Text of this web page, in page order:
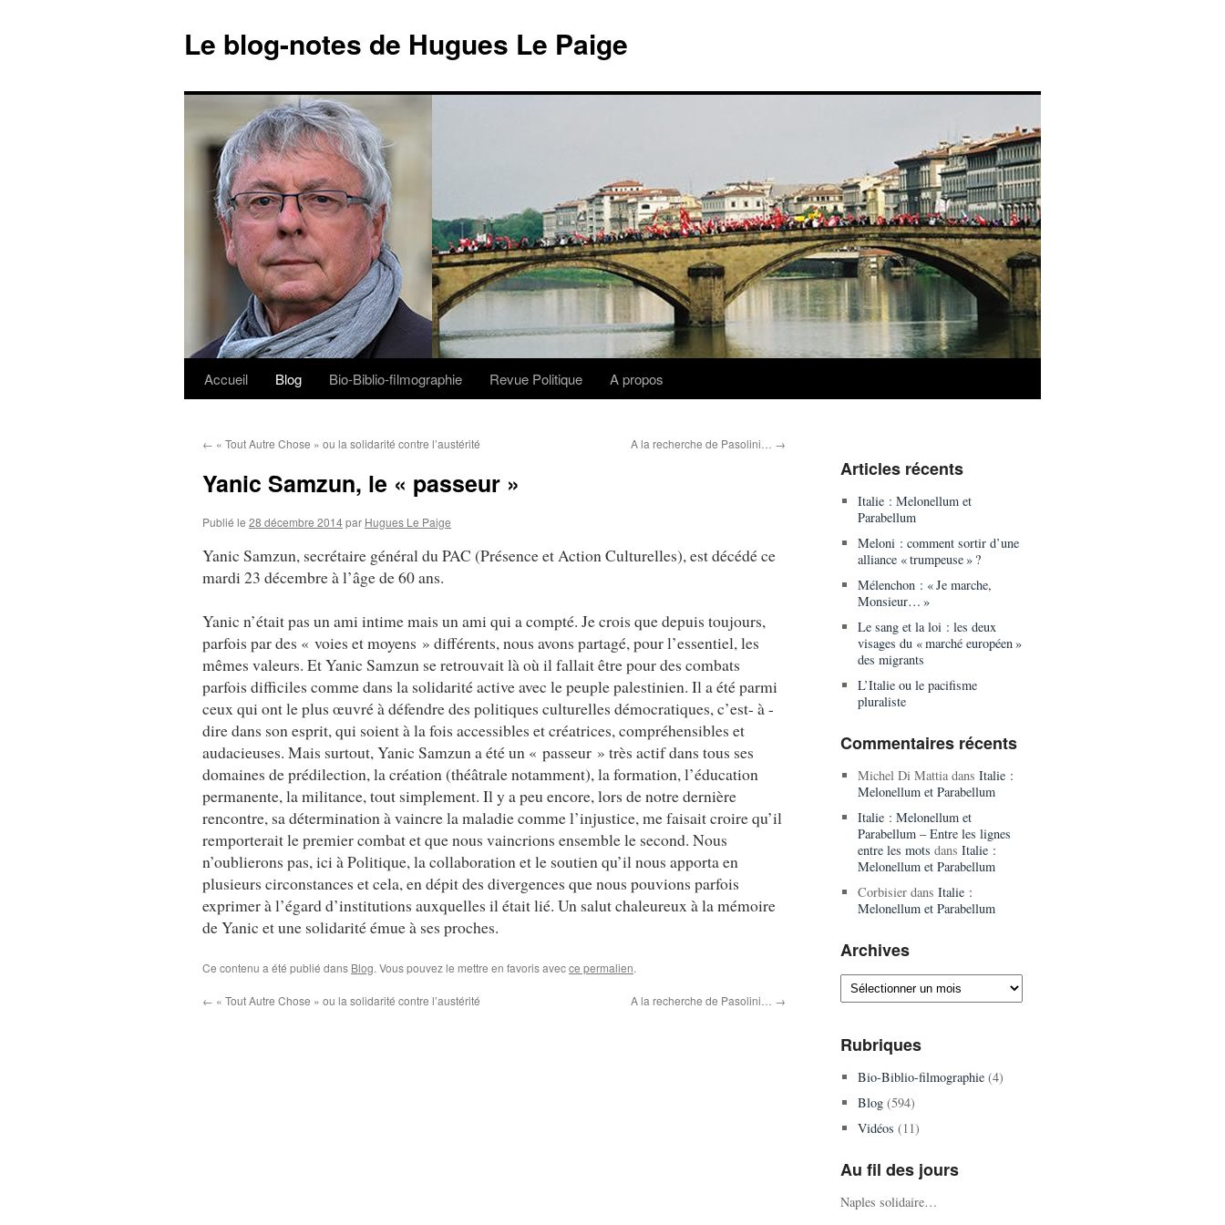
Le blog-notes de Hugues Le Paige
Aller
contenu
Accueil Blog Bio-Biblio-filmographie Revue Politique A propos
← « Tout Autre Chose » ou la solidarité contre l’austérité A la recherche de Pasolini… →
Yanic Samzun, le « passeur »
Publié le 28 décembre 2014par Hugues Le Paige
Yanic Samzun, secrétaire général du PAC (Présence et Action Culturelles), est décédé ce
mardi 23 décembre à l’âge de 60 ans.
Yanic n’était pas un ami intime mais un ami qui a compté. Je crois que depuis toujours,
parfois par des « voies et moyens » différents, nous avons partagé, pour l’essentiel, les
mêmes valeurs. Et Yanic Samzun se retrouvait là où il fallait être pour des combats
parfois difficiles comme dans la solidarité active avec le peuple palestinien. Il a été parmi
ceux qui ont le plus œuvré à défendre des politiques culturelles démocratiques, c’est- à -
dire dans son esprit, qui soient à la fois accessibles et créatrices, compréhensibles et
audacieuses. Mais surtout, Yanic Samzun a été un « passeur » très actif dans tous ses
domaines de prédilection, la création (théâtrale notamment), la formation, l’éducation
permanente, la militance, tout simplement. Il y a peu encore, lors de notre dernière
rencontre, sa détermination à vaincre la maladie comme l’injustice, me faisait croire qu’il
remporterait le premier combat et que nous vaincrions ensemble le second. Nous
n’oublierons pas, ici à Politique, la collaboration et le soutien qu’il nous apporta en
plusieurs circonstances et cela, en dépit des divergences que nous pouvions parfois
exprimer à l’égard d’institutions auxquelles il était lié. Un salut chaleureux à la mémoire
de Yanic et une solidarité émue à ses proches.
Ce contenu a été publié dans Blog. Vous pouvez le mettre en favoris avecce permalien.
← « Tout Autre Chose » ou la solidarité contre l’austérité A la recherche de Pasolini… →
Articles récents
Italie : Melonellum et
Parabellum
Meloni : comment sortir d’une
alliance « trumpeuse » ?
Mélenchon : « Je marche,
Monsieur… »
Le sang et la loi : les deux
visages du « marché européen »
des migrants
L’Italie ou le pacifisme
pluraliste
Commentaires récents
Michel Di Mattiadans Italie :
Melonellum et Parabellum
Italie : Melonellum et
Parabellum – Entre les lignes
entre les mots dans Italie :
Melonellum et Parabellum
Corbisierdans Italie :
Melonellum et Parabellum
Archives
Archives
Rubriques
Bio-Biblio-filmographie(4)
Blog(594)
Vidéos (11)
Au fil des jours
Naples solidaire…